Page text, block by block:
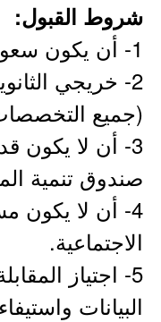
شروط القبول:
1- أن يكون سعودي الجنسية.
2- خريجي
(جميع
3- أن لا
صندوق تنمية
4- أن لا يكون
الاجتماعية.
5- اجتياز
البيانات